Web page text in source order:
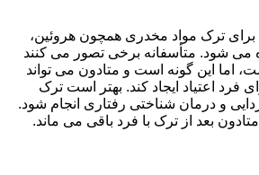
ترک مواد مخدری همچون هروئین،
می شود. متأسفانه برخی تصور می کنند
اما این گونه است و متادون می تواند
فرد اعتیاد ایجاد کند. بهتر است ترک
زدایی و درمان شناختی رفتاری انجام شود.
متادون بعد از ترک با فرد باقی می ماند.